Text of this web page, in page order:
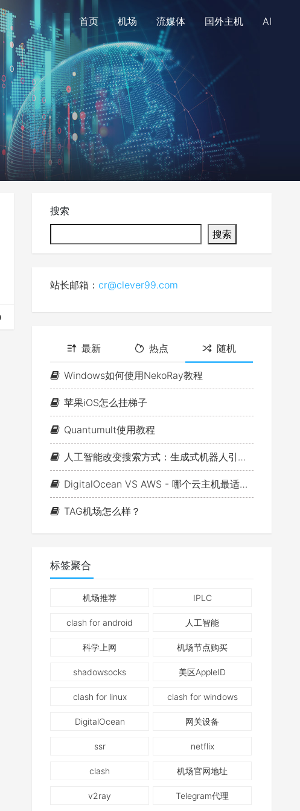
首页 机场 流媒体 国外主机 AI
搜索
搜索
站长邮箱： cr@clever99.com
最新 热点 随机
Windows如何使用NekoRay教程
苹果iOS怎么挂梯子
Quantumult使用教程
人工智能改变搜索方式：生成式机器人引领新搜索时代
DigitalOcean VS AWS - 哪个云主机最适合你？
TAG机场怎么样？
标签聚合
机场推荐 IPLC
clash for android 人工智能
科学上网 机场节点购买
shadowsocks 美区AppleID
clash for linux clash for windows
DigitalOcean 网关设备
ssr netflix
clash 机场官网地址
v2ray Telegram代理